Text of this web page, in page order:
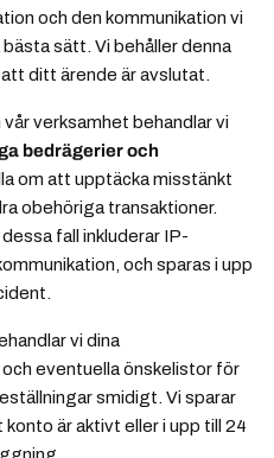
och den kommunikation vi
sätt. Vi behåller denna
ditt ärende är avslutat.
verksamhet behandlar vi
bedrägerier och
om att upptäcka misstänkt
obehöriga transaktioner.
fall inkluderar IP-
och sparas i upp
vi dina
eventuella önskelistor för
smidigt. Vi sparar
är aktivt eller i upp till 24